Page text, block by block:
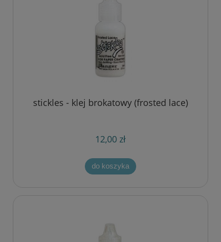
stickles - klej brokatowy (frosted lace)
12,00 zł
do koszyka